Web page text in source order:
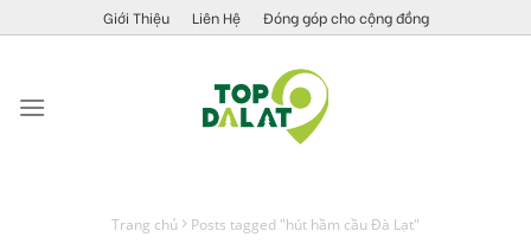
to
Giới Thiệu Liên Hệ Đóng góp cho cộng đồng
Trang chủ Posts tagged "hút hầm cầu Đà Lạt"